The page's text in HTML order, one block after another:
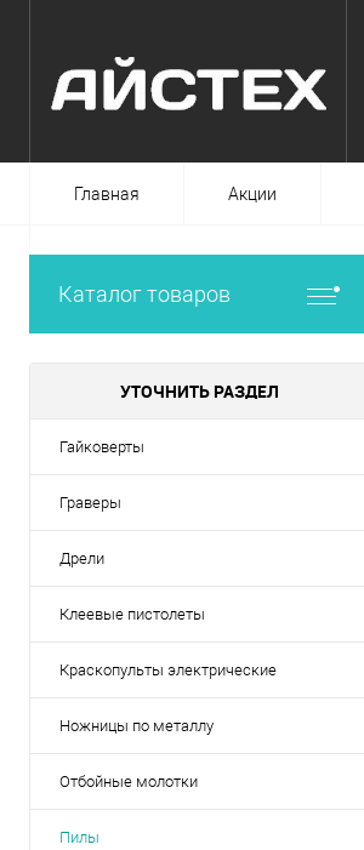
Главная Акции
Каталог товаров
УТОЧНИТЬ РАЗДЕЛ
Гайковерты
Граверы
Дрели
Клеевые пистолеты
Краскопульты электрические
Ножницы по металлу
Отбойные молотки
Пилы